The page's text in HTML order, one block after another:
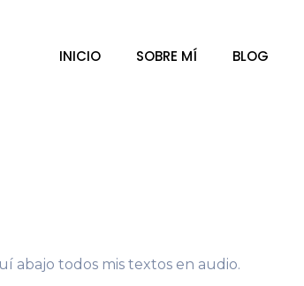
INICIO SOBRE MÍ BLOG
abajo todos mis textos en audio.